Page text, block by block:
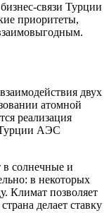
связи Турции
приоритеты,
двух
атомной
реализация
Турции АЭС
в солнечные и
в некоторых
Климат позволяет
делает ставку